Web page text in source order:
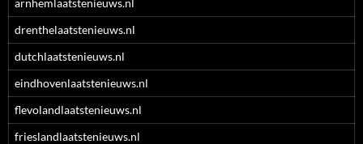
arnhemlaatstenieuws.nl
drenthelaatstenieuws.nl
dutchlaatstenieuws.nl
eindhovenlaatstenieuws.nl
flevolandlaatstenieuws.nl
frieslandlaatstenieuws.nl